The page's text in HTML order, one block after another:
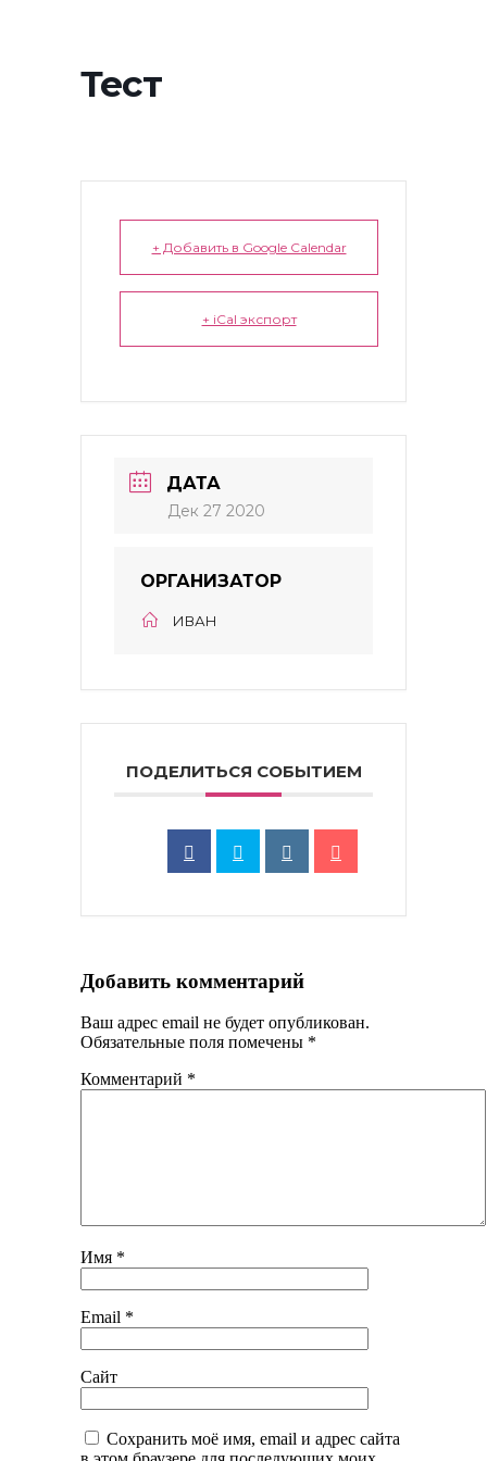
Тест
+ Добавить в Google Calendar
+ iCal экспорт
ДАТА
Дек 27 2020
ОРГАНИЗАТОР
ИВАН
ПОДЕЛИТЬСЯ СОБЫТИЕМ
Добавить комментарий
Ваш адрес email не будет опубликован.
Обязательные поля помечены *
Комментарий *
Имя *
Email *
Сайт
Сохранить моё имя, email и адрес сайта